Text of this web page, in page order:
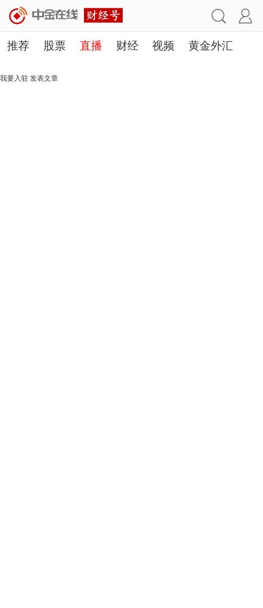
推荐 股票 直播 财经 视频 黄金外汇
理财 行业
我要入驻 发表文章